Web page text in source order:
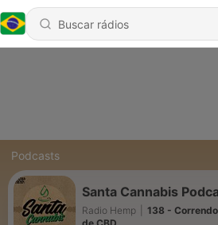
Podcasts
Santa Cannabis
Radio Hemp
138 -
de CBD